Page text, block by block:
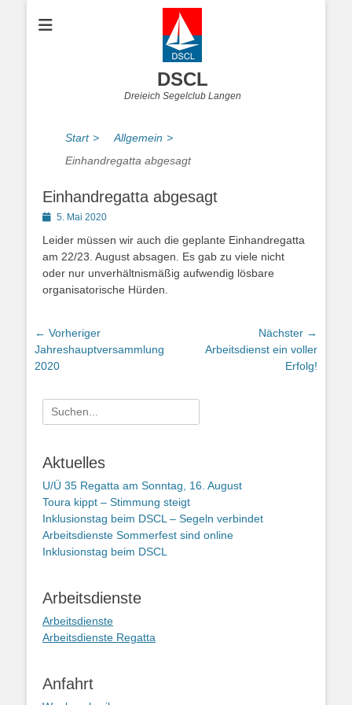
DSCL
Dreieich Segelclub Langen
Start > Allgemein >
Einhandregatta abgesagt
Einhandregatta abgesagt
Posted5. Mai 2020
Leider müssen wir auch die geplante Einhandregatta
am 22/23. August absagen. Es gab zu viele nicht
oder nur unverhältnismäßig aufwendig lösbare
organisatorische Hürden.
Beitragsnavigation
← Vorheriger
Vorheriger
Beitrag:
Jahreshauptversammlung
2020
Nächster →
NächsterArbeitsdienst ein voller
Erfolg!
Suchen
nach:
Aktuelles
U/Ü 35 Regatta am Sonntag, 16. August
Toura kippt – Stimmung steigt
Inklusionstag beim DSCL – Segeln verbindet
Arbeitsdienste Sommerfest sind online
Inklusionstag beim DSCL
Arbeitsdienste
Arbeitsdienste
Arbeitsdienste Regatta
Anfahrt